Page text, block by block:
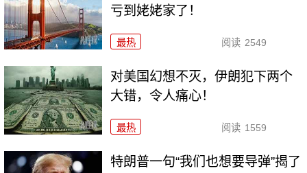
亏到姥姥家了！
最热 阅读 2549
对美国幻想不灭，伊朗犯下两个
大错，令人痛心！
最热 阅读 1559
特朗普一句“我们也想要导弹”揭了